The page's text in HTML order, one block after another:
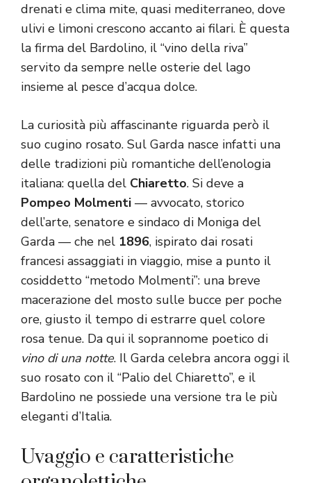
drenati e clima mite, quasi mediterraneo, dove
ulivi e limoni crescono accanto ai filari. È questa
la firma del Bardolino, il “vino della riva”
servito da sempre nelle osterie del lago
insieme al pesce d’acqua dolce.
La curiosità più affascinante riguarda però il
suo cugino rosato. Sul Garda nasce infatti una
delle tradizioni più romantiche dell’enologia
italiana: quella del Chiaretto. Si deve a
Pompeo Molmenti — avvocato, storico
dell’arte, senatore e sindaco di Moniga del
Garda — che nel 1896, ispirato dai rosati
francesi assaggiati in viaggio, mise a punto il
cosiddetto “metodo Molmenti”: una breve
macerazione del mosto sulle bucce per poche
ore, giusto il tempo di estrarre quel colore
rosa tenue. Da qui il soprannome poetico di
vino di una notte. Il Garda celebra ancora oggi il
suo rosato con il “Palio del Chiaretto”, e il
Bardolino ne possiede una versione tra le più
eleganti d’Italia.
Uvaggio e caratteristiche